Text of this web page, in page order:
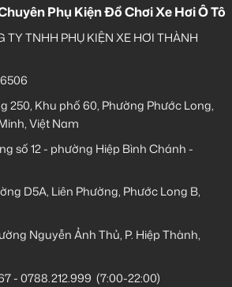
Phụ Kiện Đồ Chơi Xe Hơi Ô Tô
TY TNHH PHỤ KIỆN XE HƠI THÀNH
250, Khu phố 60, Phường Phước Long,
Việt Nam
số 12 - phường Hiệp Bình Chánh -
D5A, Liên Phường, Phước Long B,
Nguyễn Ảnh Thủ, P. Hiệp Thành,
-0788.212.999 (7:00-22:00)